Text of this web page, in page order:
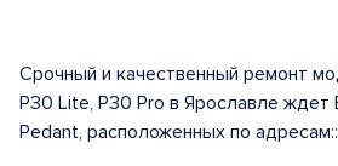
Срочный и качественный ремонт
P30 Lite, P30 Pro в Ярославле ждет
Pedant, расположенных по адресам::